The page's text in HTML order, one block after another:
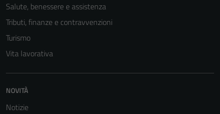
Salute, benessere e assistenza
Tributi, finanze e contravvenzioni
Turismo
Vita lavorativa
NOVITÀ
Notizie
per il